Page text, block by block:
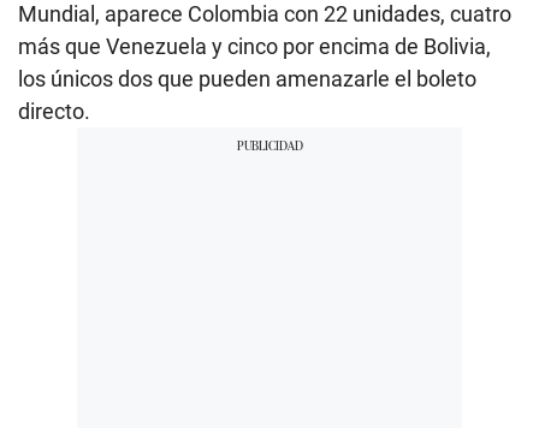
Mundial, aparece Colombia con 22 unidades, cuatro
más que Venezuela y cinco por encima de Bolivia,
los únicos dos que pueden amenazarle el boleto
directo.